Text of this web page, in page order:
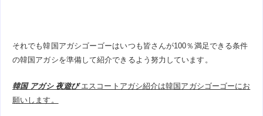
それでも韓国アガシゴーゴーはいつも皆さんが100％満足できる条件
の韓国アガシを準備して紹介できるよう努力しています。
韓国 アガシ 夜遊びエスコートアガシ紹介は韓国アガシゴーゴーにお
願いします。